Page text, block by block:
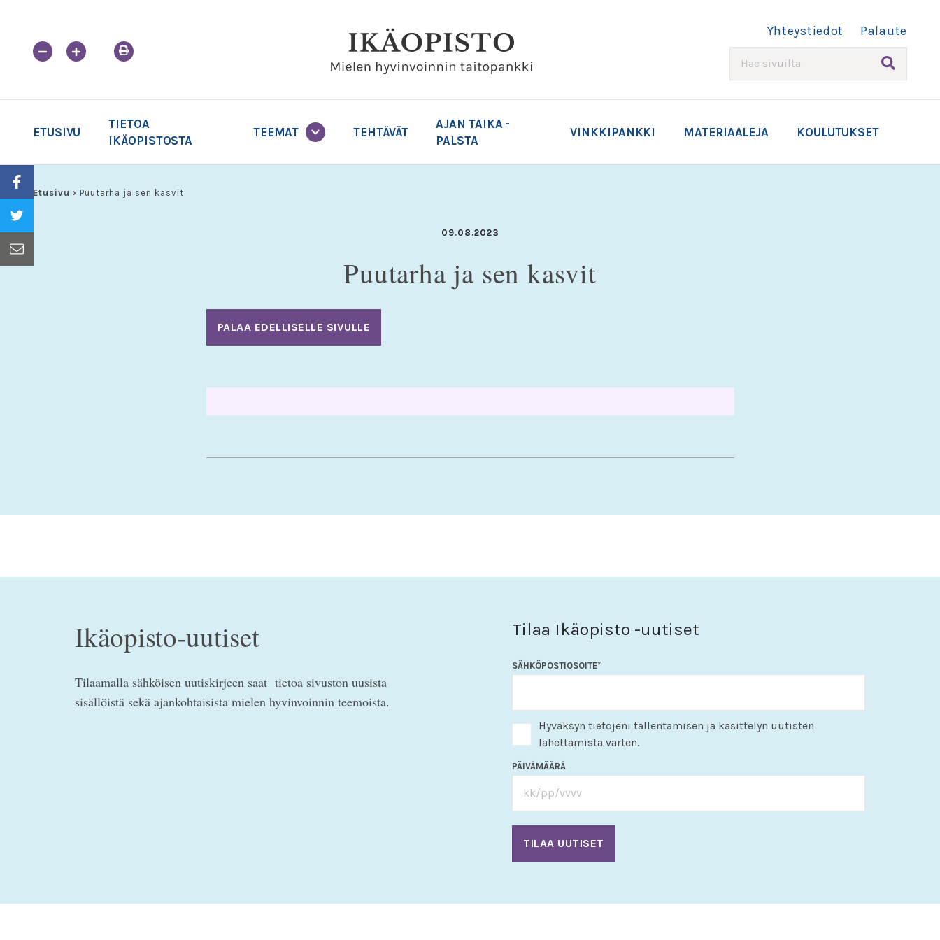
Yhteystiedot Palaute
ETUSIVU
TIETOA
IKÄOPISTOSTA
TEEMAT TEHTÄVÄT
AJAN TAIKA -
PALSTA
VINKKIPANKKI MATERIAALEJA KOULUTUKSET
Etusivu › Puutarha ja sen kasvit
09.08.2023
Puutarha ja sen kasvit
PALAA EDELLISELLE SIVULLE
Ikäopisto-uutiset
Tilaamalla sähköisen uutiskirjeen saat tietoa sivuston uusista
sisällöistä sekä ajankohtaisista mielen hyvinvoinnin teemoista.
Tilaa Ikäopisto -uutiset
SÄHKÖPOSTIOSOITE*
Hyväksyn tietojeni tallentamisen ja käsittelyn uutisten
lähettämistä varten.
PÄIVÄMÄÄRÄ